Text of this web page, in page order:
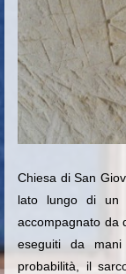
Chiesa di San
lato lungo di un
accompagnato da
eseguiti da
probabilità, il